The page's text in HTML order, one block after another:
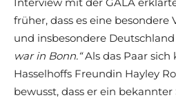
früher, dass es eine besondere
und insbesondere
war in Bonn.“Als das Paar sich
Hasselhoffs Freundin Hayley
bewusst, dass er ein bekannter